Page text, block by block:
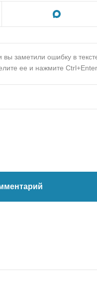
вы заметили ошибку в
ее и нажмите Ctrl+Enter